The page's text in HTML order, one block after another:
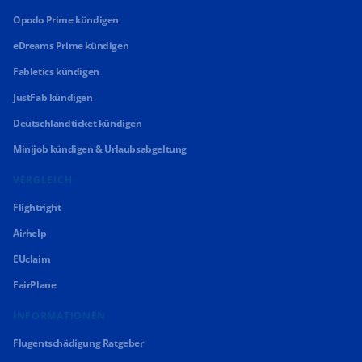
Opodo Prime kündigen
eDreams Prime kündigen
Fabletics kündigen
JustFab kündigen
Deutschlandticket kündigen
Minijob kündigen & Urlaubsabgeltung
VERGLEICH
Flightright
Airhelp
EUclaim
FairPlane
INFORMATIONEN
Flugentschädigung Ratgeber